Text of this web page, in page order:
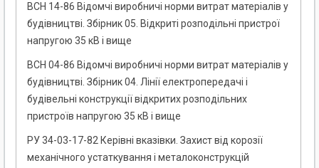
ВСН 14-86 Відомчі виробничі норми витрат матеріалів у
будівництві. Збірник 05. Відкриті розподільні пристрої
напругою 35 кВ і вище
ВСН 04-86 Відомчі виробничі норми витрат матеріалів у
будівництві. Збірник 04. Лінії електропередачі і
будівельні конструкції відкритих розподільних
пристроїв напругою 35 кВ і вище
РУ 34-03-17-82 Керівні вказівки. Захист від корозії
механічного устаткування і металоконструкцій